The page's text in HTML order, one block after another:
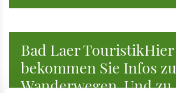
Bad Laer TouristikHier
bekommen Sie Infos zu
Wanderwegen. Und zu